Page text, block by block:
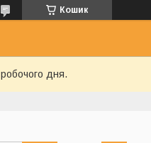
Кошик
дня.